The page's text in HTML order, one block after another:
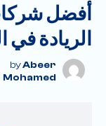
أفضل
الريادة في
Abeer
Mohamed